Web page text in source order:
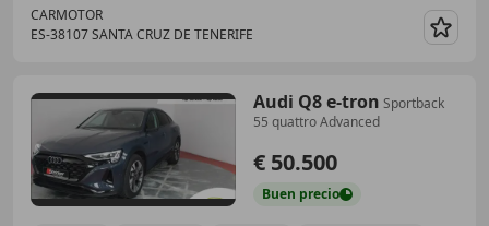
CARMOTOR
ES-38107 SANTA CRUZ DE TENERIFE
Audi Q8 e-tron Sportback
55 quattro Advanced
€ 50.500
Buen precio